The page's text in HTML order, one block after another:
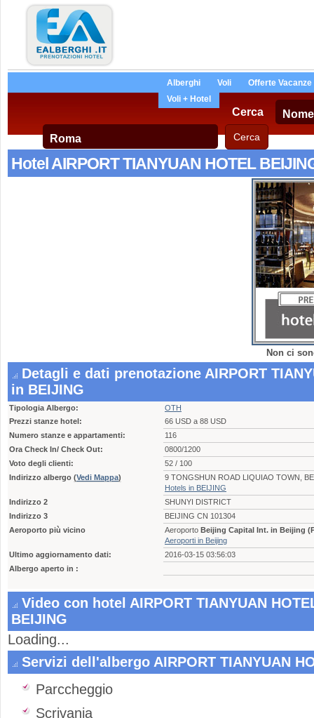
Alberghi Voli
Offerte Vacanze
Voli + Hotel
Cerca
Hotel AIRPORT TIANYUAN HOTEL
Non ci
Detagli e dati prenotazione AIRPORT
in BEIJING
Tipologia Albergo:
OTH
Prezzi stanze hotel:
66 USD a 88 USD
Numero stanze e appartamenti:
116
Ora Check In/ Check Out:
0800/1200
Voto degli clienti:
52 / 100
Indirizzo albergo (Vedi Mappa)
9 TONGSHUN ROAD LIQUIAO TOWN,
Hotels in BEIJING
Indirizzo 2
SHUNYI DISTRICT
Indirizzo 3
BEIJING CN 101304
Aeroporto più vicino
Aeroporto Beijing Capital Int. in Beijing
Aeroporti in Beijing
Ultimo aggiornamento dati:
2016-03-15 03:56:03
Albergo aperto in :
Video con hotel AIRPORT TIANYUAN
BEIJING
Loading...
Servizi dell'albergo AIRPORT TIANYUAN
Parccheggio
Scrivania